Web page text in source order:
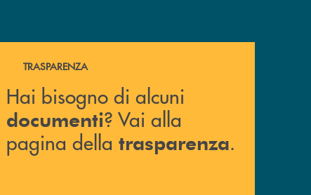
Hai bisogno di alcuni documenti ? Vai alla pagina della
TRASPARENZA
Hai bisogno di alcuni
documenti? Vai alla
pagina della trasparenza.